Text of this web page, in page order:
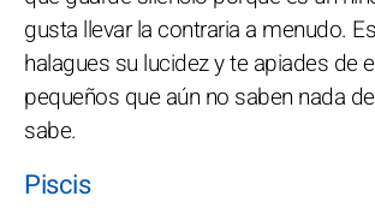
gusta llevar la contraria a menudo.
halagues su lucidez y te apiades de
pequeños que aún no saben nada
sabe.
Piscis